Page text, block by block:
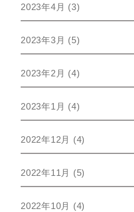
2023年4月 (3)
2023年3月 (5)
2023年2月 (4)
2023年1月 (4)
2022年12月 (4)
2022年11月 (5)
2022年10月 (4)